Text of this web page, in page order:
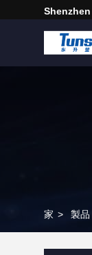
家 > 製品